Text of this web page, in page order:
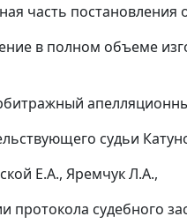
часть постановления
в полном объеме
судьи
Е.А., Яремчук Л.А.,
протокола судебного